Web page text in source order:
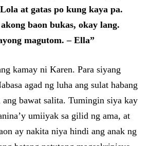
at gatas po kung kaya pa.
baon bukas, okay lang.
magutom. – Ella”
kamay ni Karen. Para siyang
agad ng luha ang sulat habang
bawat salita. Tumingin siya kay
umiiyak sa gilid ng ama, at
ay nakita niya hindi ang anak ng